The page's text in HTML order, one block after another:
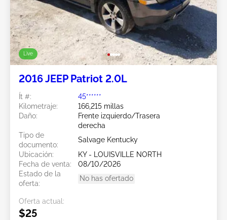
Live
2016 JEEP Patriot 2.0L
Ít #:
45******
Kilometraje:
166,215 millas
Daño:
Frente izquierdo/Trasera
derecha
Tipo de
documento:
Salvage Kentucky
Ubicación:
KY - LOUISVILLE NORTH
Fecha de venta:
08/10/2026
Estado de la
oferta:
No has ofertado
Oferta actual:
$25